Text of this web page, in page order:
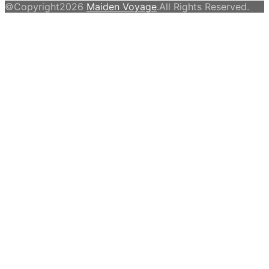
©Copyright2026 Maiden Voyage.All Rights Reserved.